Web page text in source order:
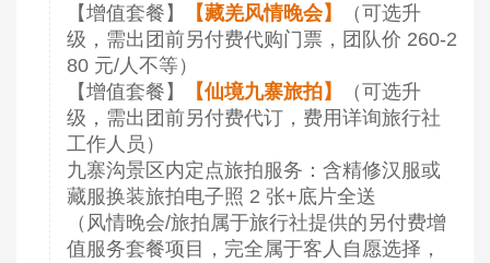
【增值套餐】
【藏羌风情晚会】
（可选升
级，需出团前另付费代购门票，团队价 260-2
80 元/人不等）
【增值套餐】
【仙境九寨旅拍】
（可选升
级，需出团前另付费代订，费用详询旅行社
工作人员）
九寨沟景区内定点旅拍服务：含精修汉服或
藏服换装旅拍电子照 2 张+底片全送
（风情晚会/旅拍属于旅行社提供的另付费增
值服务套餐项目，完全属于客人自愿选择，